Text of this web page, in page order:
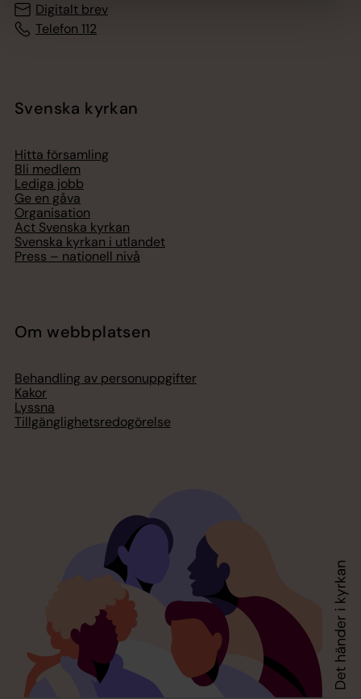
Digitalt brev
Telefon 112
Svenska kyrkan
Hitta församling
Bli medlem
Lediga jobb
Ge en gåva
Organisation
Act Svenska kyrkan
Svenska kyrkan i utlandet
Press – nationell nivå
Om webbplatsen
Behandling av personuppgifter
Kakor
Lyssna
Tillgänglighetsredogörelse